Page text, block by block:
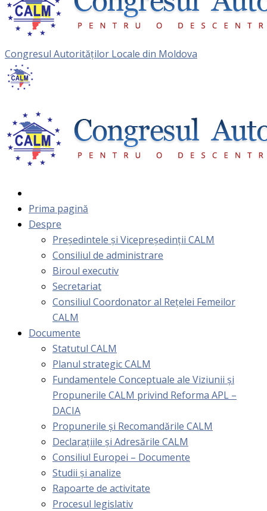
Congresul Autorităţilor Locale din Moldova
Prima pagină
Despre
Președintele și Vicepreședinții CALM
Consiliul de administrare
Biroul executiv
Secretariat
Consiliul Coordonator al Rețelei Femeilor
CALM
Documente
Statutul CALM
Planul strategic CALM
Fundamentele Conceptuale ale Viziunii și
Propunerile CALM privind Reforma APL –
DACIA
Propunerile și Recomandările CALM
Declarațiile și Adresările CALM
Consiliul Europei – Documente
Studii și analize
Rapoarte de activitate
Procesul legislativ